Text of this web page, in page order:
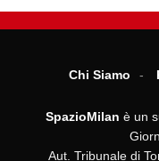
Chi Siamo
SpazioMilan è un
Aut. Tribunale di